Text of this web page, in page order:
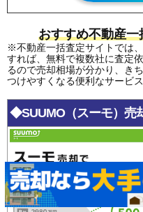
おすすめ不動産一
※不動産一括査定サイトでは
すれば、無料で複数社に査定
るので売却相場が分かり、き
つけやすくなる便利なサービス
◆SUUMO（スーモ）売